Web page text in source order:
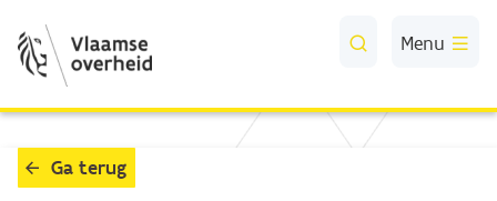
Skip to Main Content
Menu
Ga terug